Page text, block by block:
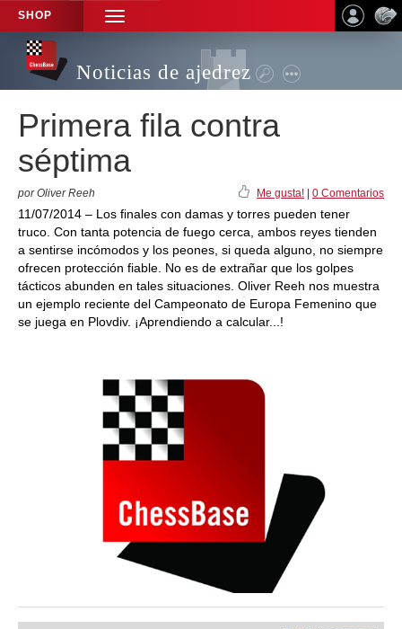
SHOP
TOGGLE
NAVIGATION
Noticias de ajedrez
Primera fila contra
séptima
por Oliver Reeh Me gusta! 0 Comentarios
11/07/2014 – Los finales con damas y torres pueden tener
truco. Con tanta potencia de fuego cerca, ambos reyes tienden
a sentirse incómodos y los peones, si queda alguno, no siempre
ofrecen protección fiable. No es de extrañar que los golpes
tácticos abunden en tales situaciones. Oliver Reeh nos muestra
un ejemplo reciente del Campeonato de Europa Femenino que
se juega en Plovdiv. ¡Aprendiendo a calcular...!